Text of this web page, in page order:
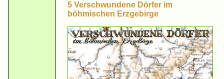
5 Verschwundene Dörfer im
böhmischen Erzgebirge